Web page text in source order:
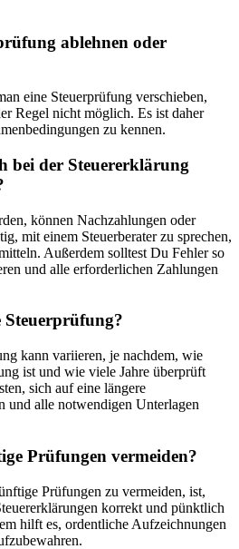
ablehnen oder
eine Steuerprüfung verschieben,
Regel nicht möglich. Es ist daher
zu kennen.
bei der Steuererklärung
können Nachzahlungen oder
mit einem Steuerberater zu sprechen,
Außerdem solltest Du Fehler so
und alle erforderlichen Zahlungen
Steuerprüfung?
kann variieren, je nachdem, wie
ist und wie viele Jahre überprüft
sich auf eine längere
und alle notwendigen Unterlagen
Prüfungen vermeiden?
Prüfungen zu vermeiden, ist,
korrekt und pünktlich
hilft es, ordentliche Aufzeichnungen